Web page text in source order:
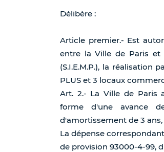
Délibère :
Article premier.- Est
entre la Ville de Paris et
(S.I.E.M.P.), la
PLUS et 3 locaux
Art. 2.- La Ville de Paris
forme d'une avance
d'amortissement de 3
La dépense
de provision 93000-4-99,